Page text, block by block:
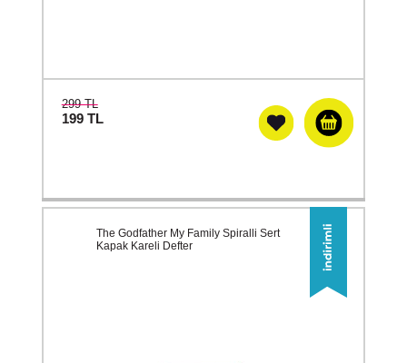
299 TL
199 TL
The Godfather My Family Spiralli Sert
Kapak Kareli Defter